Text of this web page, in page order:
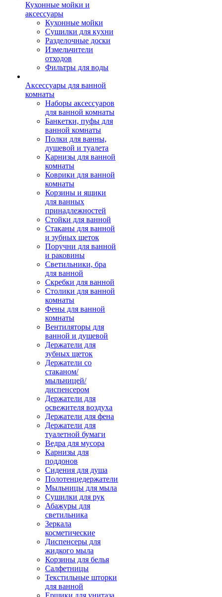
Кухонные мойки и
аксессуары
Кухонные мойки
Сушилки для кухни
Разделочные доски
Измельчители
отходов
Фильтры для воды
Аксессуары для ванной
комнаты
Наборы аксессуаров
для ванной комнаты
Банкетки, пуфы для
ванной комнаты
Полки для ванны,
душевой и туалета
Карнизы для ванной
комнаты
Коврики для ванной
комнаты
Корзины и ящики
для ванных
принадлежностей
Стойки для ванной
Стаканы для ванной
и зубных щеток
Поручни для ванной
и раковины
Светильники, бра
для ванной
Скребки для ванной
Столики для ванной
комнаты
Фены для ванной
комнаты
Вентиляторы для
ванной и душевой
Держатели для
зубных щеток
Держатели со
стаканом/
мыльницей/
диспенсером
Держатели для
освежителя воздуха
Держатели для фена
Держатели для
туалетной бумаги
Ведра для мусора
Карнизы для
поддонов
Сидения для душа
Полотенцедержатели
Мыльницы для мыла
Сушилки для рук
Абажуры для
светильника
Зеркала
косметические
Диспенсеры для
жидкого мыла
Корзины для белья
Салфетницы
Текстильные шторки
для ванной
Ершики для унитаза